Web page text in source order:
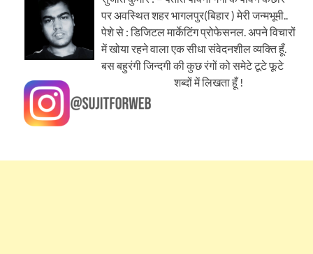
पर अवस्थित शहर भागलपुर(बिहार ) मेरी जन्मभूमी..
पेशे से : डिजिटल मार्केटिंग प्रोफेसनल. अपने विचारों
में खोया रहने वाला एक सीधा संवेदनशील व्यक्ति हूँ.
बस बहुरंगी जिन्दगी की कुछ रंगों को समेटे टूटे फूटे
शब्दों में लिखता हूँ !